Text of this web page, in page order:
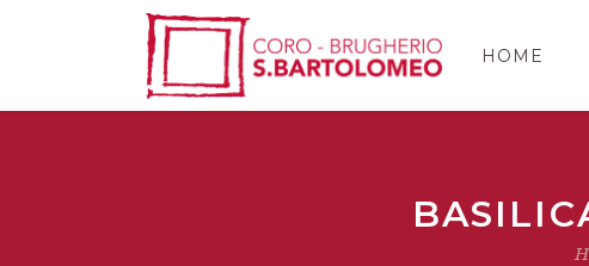
HOME